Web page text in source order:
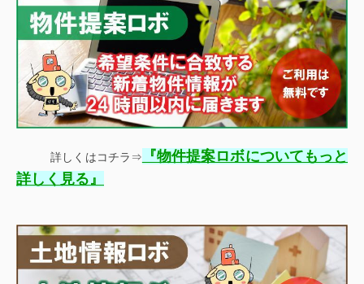
詳しくはコチラ⇒ 『物件提案ロボについてもっと
詳しく見る 』